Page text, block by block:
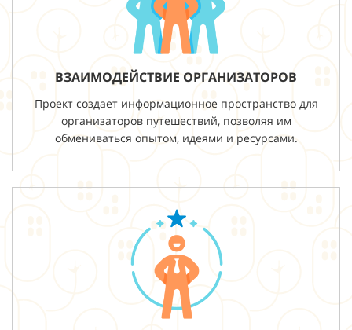
ВЗАИМОДЕЙСТВИЕ ОРГАНИЗАТОРОВ
Проект создает информационное пространство для
организаторов путешествий, позволяя им
обмениваться опытом, идеями и ресурсами.